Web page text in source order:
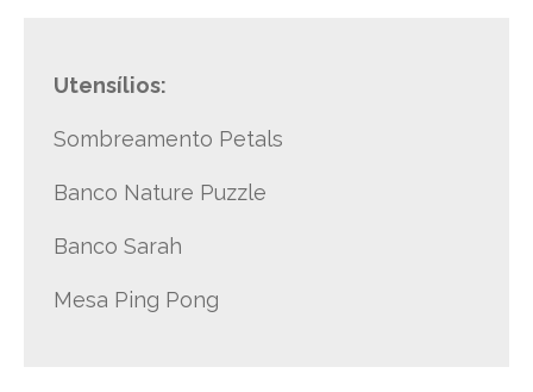
Utensílios:
Sombreamento Petals
Banco Nature Puzzle
Banco Sarah
Mesa Ping Pong